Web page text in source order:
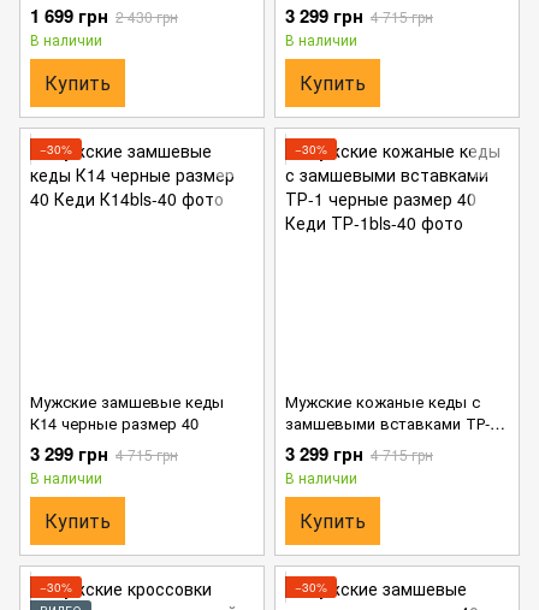
1 699 грн 2 430 грн
В наличии
Купить
3 299 грн 4 715 грн
В наличии
Купить
−30%
Мужские замшевые кеды
К14 черные размер 40
3 299 грн 4 715 грн
В наличии
Купить
−30%
Мужские кожаные кеды с
замшевыми вставками ТР-1
черные размер 40
3 299 грн 4 715 грн
В наличии
Купить
−30%
−30%